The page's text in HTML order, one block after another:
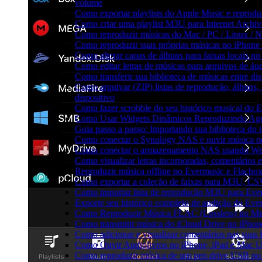
volume
Como exportar playlists do Apple Music e
Como criar uma playlist M3U para Internet
Como reproduzir músicas do Mac / PC / Linux /
Como reproduzir suas próprias músicas no
Como alterar capas de álbuns para faixas locais
Como editar letras de músicas para arquivos de
Como transferir sua biblioteca de músicas entre
Como arquivar (ZIP) listas de reprodução,
dispositivo
Como fazer scrobble do seu histórico musical do
Como Usar Widgets Dinâmicos Reproduzindo
Guia passo a passo: Importando sua biblioteca
Como conectar o Synology NAS e ouvir música
Como conectar o armazenamento NAS usando
Como visualizar letras incorporadas,
Reproduzir música offline no Evermusic e
Como exportar a coleção de faixas para M3U,
Como importar lista de reprodução M3U para
Exporte seu histórico completo de audição do
Como Reproduzir Música FLAC (Lossless) no
Como transmitir música do iCloud Drive no
Como adicionar e visualizar comentários nas
Como Ouvir Audiolivros no iPhone, iPad e Mac
Como reproduzir música de um pen drive USB